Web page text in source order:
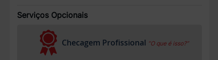
Serviços Opcionais
Checagem Profissional “O que é isso?”